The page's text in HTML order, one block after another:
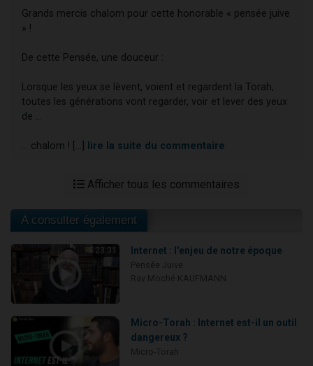
Grands mercis chalom pour cette honorable « pensée juive
» !
De cette Pensée, une douceur :
Lorsque les yeux se lèvent, voient et regardent la Torah,
toutes les générations vont regarder, voir et lever des yeux
de …
… chalom ! [...] lire la suite du commentaire
Afficher tous les commentaires
A consulter également
23:31 Internet : l'enjeu de notre époque
Micro-Torah : Internet est-il un outil
dangereux ?